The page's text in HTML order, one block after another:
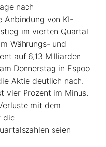
nach
Anbindung von KI-
im vierten Quartal
Währungs- und
auf 6,13 Milliarden
Donnerstag in Espoo
Aktie deutlich nach.
vier Prozent im Minus.
mit dem
die
seien